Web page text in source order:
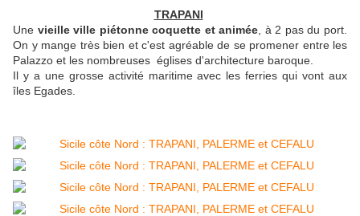
TRAPANI
Une vieille ville piétonne coquette et animée , à 2 pas du port.
On y mange très bien et c'est agréable de se promener entre les
Palazzo et les nombreuses églises d'architecture baroque.
Il y a une grosse activité maritime avec les ferries qui vont aux
îles Egades.